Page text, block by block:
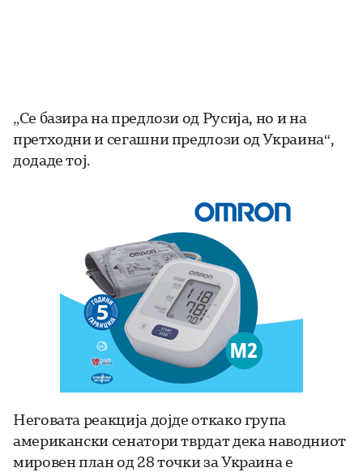
„Се базира на предлози од Русија, но и на
претходни и сегашни предлози од Украина“,
додаде тој.
Неговата реакција дојде откако група
американски сенатори тврдат дека наводниот
мировен план од 28 точки за Украина е